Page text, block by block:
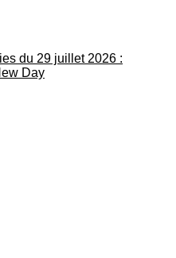
du 29 juillet 2026 :
Day